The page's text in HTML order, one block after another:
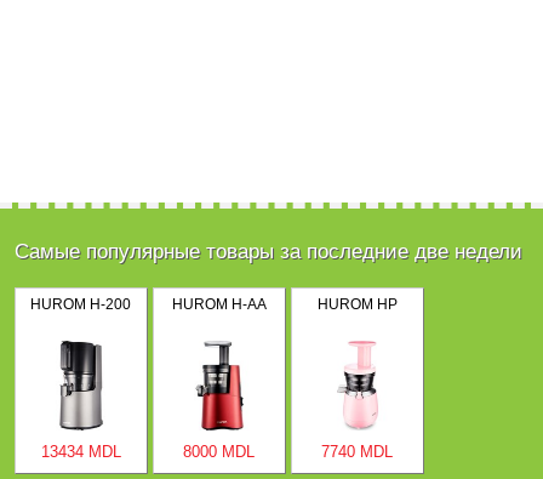
Самые популярные товары за последние две недели
HUROM H-200
13434 MDL
HUROM H-AA
8000 MDL
HUROM HP
7740 MDL